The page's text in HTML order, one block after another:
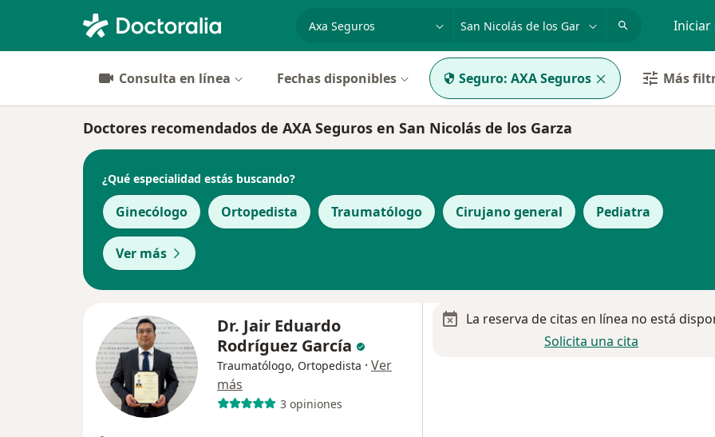
especialidad, enfermedad o nombre
p. ej. Guadalajara Iniciar
Consulta en línea Fechas disponibles Seguro: AXA Seguros Más
Doctores recomendados de AXA Seguros en San Nicolás de los Garza
¿Qué especialidad estás buscando?
Ginecólogo Ortopedista Traumatólogo Cirujano general Pediatra
Ver más
Dr. Jair Eduardo
Rodríguez García
Traumatólogo, Ortopedista · Ver
más
3 opiniones
La reserva de citas en línea no está
Solicita una cita